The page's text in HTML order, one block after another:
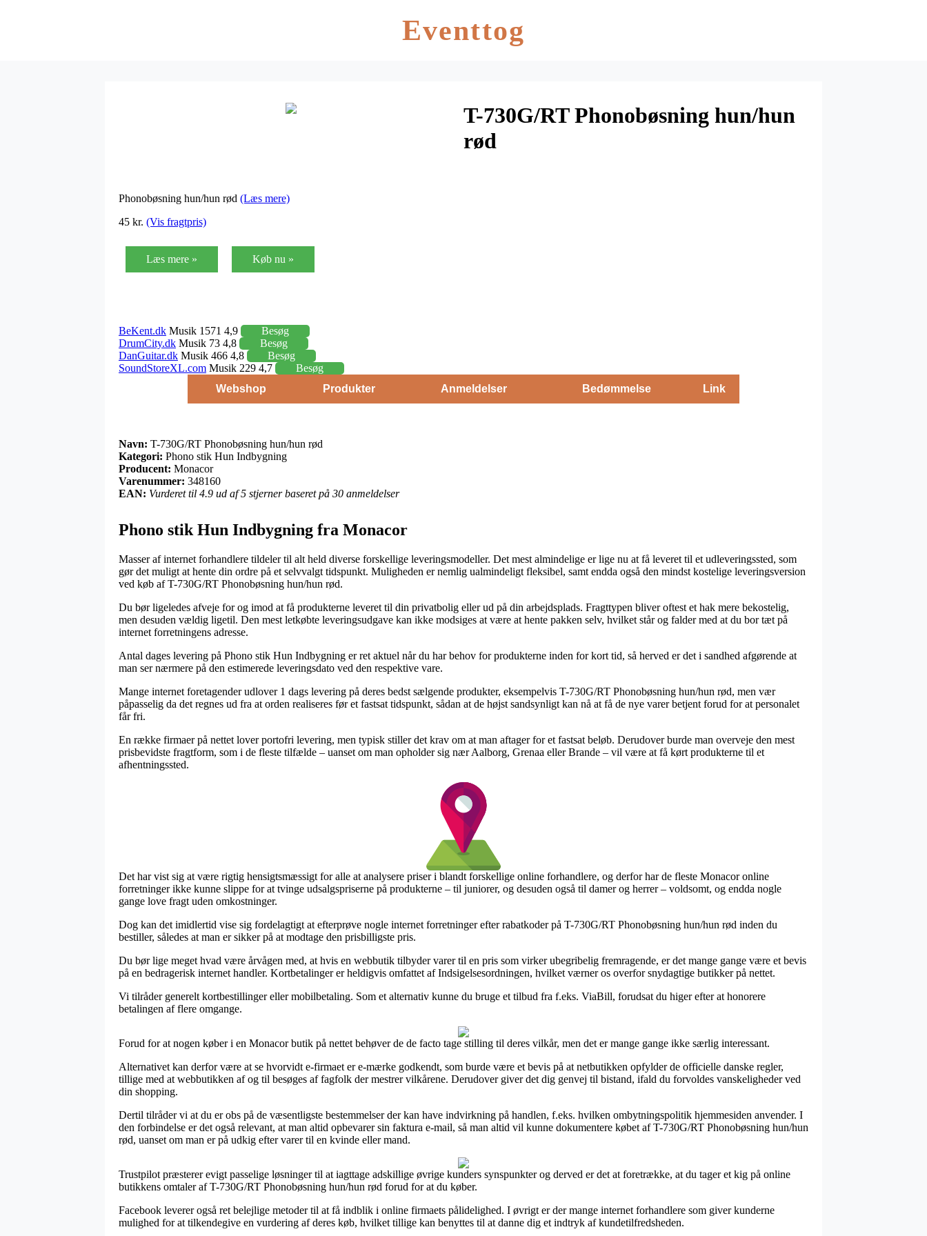
Eventtog
T-730G/RT Phonobøsning hun/hun
rød
Phonobøsning hun/hun rød (Læs mere)
45 kr. (Vis fragtpris)
Læs mere » Køb nu »
BeKent.dk Musik 1571 4,9
Besøg
DrumCity.dk Musik 73 4,8
Besøg
DanGuitar.dk Musik 466 4,8
Besøg
SoundStoreXL.com Musik 229 4,7
Besøg
Webshop
Produkter Anmeldelser Bedømmelse Link
Navn: T-730G/RT Phonobøsning hun/hun rød
Kategori: Phono stik Hun Indbygning
Producent: Monacor
Varenummer: 348160
EAN: Vurderet til 4.9 ud af 5 stjerner baseret på 30 anmeldelser
Phono stik Hun Indbygning fra Monacor
Masser af internet forhandlere tildeler til alt held diverse forskellige leveringsmodeller. Det mest almindelige er lige nu at få leveret til et udleveringssted, som
gør det muligt at hente din ordre på et selvvalgt tidspunkt. Muligheden er nemlig ualmindeligt fleksibel, samt endda også den mindst kostelige leveringsversion
ved køb af T-730G/RT Phonobøsning hun/hun rød.
Du bør ligeledes afveje for og imod at få produkterne leveret til din privatbolig eller ud på din arbejdsplads. Fragttypen bliver oftest et hak mere bekostelig,
men desuden vældig ligetil. Den mest letkøbte leveringsudgave kan ikke modsiges at være at hente pakken selv, hvilket står og falder med at du bor tæt på
internet forretningens adresse.
Antal dages levering på Phono stik Hun Indbygning er ret aktuel når du har behov for produkterne inden for kort tid, så herved er det i sandhed afgørende at
man ser nærmere på den estimerede leveringsdato ved den respektive vare.
Mange internet foretagender udlover 1 dags levering på deres bedst sælgende produkter, eksempelvis T-730G/RT Phonobøsning hun/hun rød, men vær
påpasselig da det regnes ud fra at orden realiseres før et fastsat tidspunkt, sådan at de højst sandsynligt kan nå at få de nye varer betjent forud for at personalet
får fri.
En række firmaer på nettet lover portofri levering, men typisk stiller det krav om at man aftager for et fastsat beløb. Derudover burde man overveje den mest
prisbevidste fragtform, som i de fleste tilfælde – uanset om man opholder sig nær Aalborg, Grenaa eller Brande – vil være at få kørt produkterne til et
afhentningssted.
Det har vist sig at være rigtig hensigtsmæssigt for alle at analysere priser i blandt forskellige online forhandlere, og derfor har de fleste Monacor online
forretninger ikke kunne slippe for at tvinge udsalgspriserne på produkterne – til juniorer, og desuden også til damer og herrer – voldsomt, og endda nogle
gange love fragt uden omkostninger.
Dog kan det imidlertid vise sig fordelagtigt at efterprøve nogle internet forretninger efter rabatkoder på T-730G/RT Phonobøsning hun/hun rød inden du
bestiller, således at man er sikker på at modtage den prisbilligste pris.
Du bør lige meget hvad være årvågen med, at hvis en webbutik tilbyder varer til en pris som virker ubegribelig fremragende, er det mange gange være et bevis
på en bedragerisk internet handler. Kortbetalinger er heldigvis omfattet af Indsigelsesordningen, hvilket værner os overfor snydagtige butikker på nettet.
Vi tilråder generelt kortbestillinger eller mobilbetaling. Som et alternativ kunne du bruge et tilbud fra f.eks. ViaBill, forudsat du higer efter at honorere
betalingen af flere omgange.
Forud for at nogen køber i en Monacor butik på nettet behøver de de facto tage stilling til deres vilkår, men det er mange gange ikke særlig interessant.
Alternativet kan derfor være at se hvorvidt e-firmaet er e-mærke godkendt, som burde være et bevis på at netbutikken opfylder de officielle danske regler,
tillige med at webbutikken af og til besøges af fagfolk der mestrer vilkårene. Derudover giver det dig genvej til bistand, ifald du forvoldes vanskeligheder ved
din shopping.
Dertil tilråder vi at du er obs på de væsentligste bestemmelser der kan have indvirkning på handlen, f.eks. hvilken ombytningspolitik hjemmesiden anvender. I
den forbindelse er det også relevant, at man altid opbevarer sin faktura e-mail, så man altid vil kunne dokumentere købet af T-730G/RT Phonobøsning hun/hun
rød, uanset om man er på udkig efter varer til en kvinde eller mand.
Trustpilot præsterer evigt passelige løsninger til at iagttage adskillige øvrige kunders synspunkter og derved er det at foretrække, at du tager et kig på online
butikkens omtaler af T-730G/RT Phonobøsning hun/hun rød forud for at du køber.
Facebook leverer også ret belejlige metoder til at få indblik i online firmaets pålidelighed. I øvrigt er der mange internet forhandlere som giver kunderne
mulighed for at tilkendegive en vurdering af deres køb, hvilket tillige kan benyttes til at danne dig et indtryk af kundetilfredsheden.